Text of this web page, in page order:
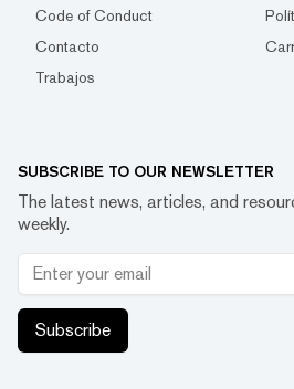
Code of Conduct
Contacto
Trabajos
SUBSCRIBE TO OUR NEWSLETTER
The latest news, articles, and
weekly.
Subscribe